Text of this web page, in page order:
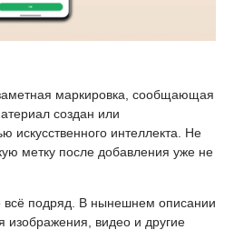
маркировка, сообщающая
создан или
искусственного интеллекта. Не
метку после добавления уже не
всё подряд. В нынешнем описании
изображения, видео и другие